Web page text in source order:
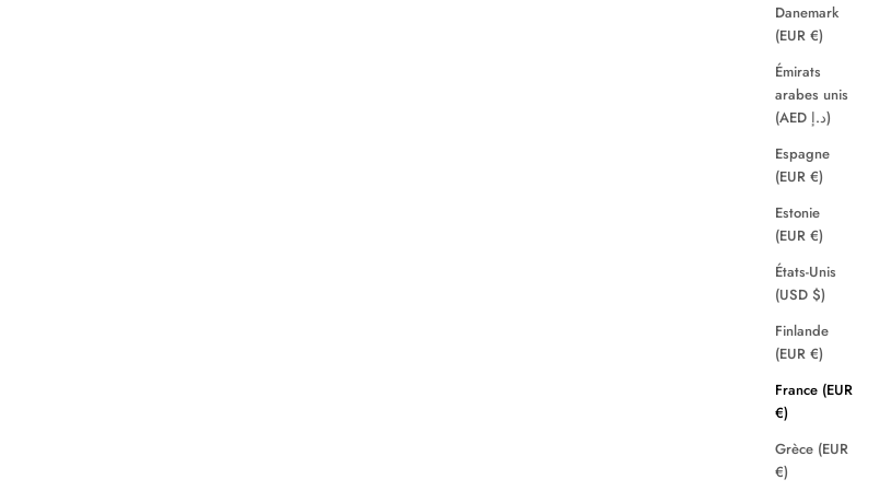
Danemark
(EUR €)
Émirats
arabes unis
(AED د.إ)
Espagne
(EUR €)
Estonie
(EUR €)
États-Unis
(USD $)
Finlande
(EUR €)
France (EUR
€)
Grèce (EUR
€)